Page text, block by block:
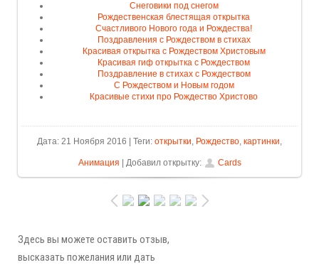
Снеговики под снегом
Рождественская блестящая открытка
Счастливого Нового года и Рождества!
Поздравления с Рождеством в стихах
Красивая открытка с Рождеством Христовым
Красивая гиф открытка с Рождеством
Поздравление в стихах с Рождеством
С Рождеством и Новым годом
Красивые стихи про Рождество Христово
Дата: 21 Ноября 2016 | Теги: открытки, Рождество, картинки,
Анимация | Добавил открытку: Cards
Здесь вы можете оставить отзыв,
высказать пожелания или дать